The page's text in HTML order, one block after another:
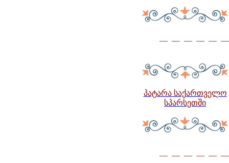
— — — — —
პატარა საქართველო
სპარსეთში
— — — — —